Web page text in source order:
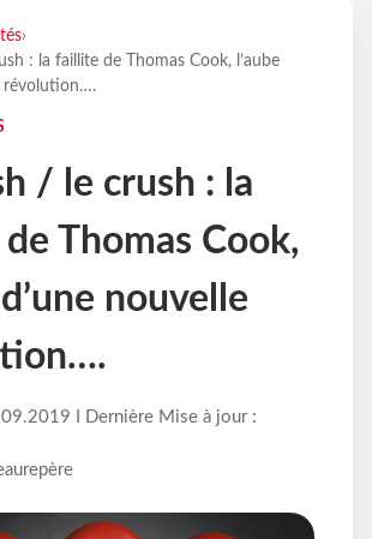
›
: la faillite de Thomas Cook, l’aube
révolution….
/ le crush : la
Thomas Cook,
d’une nouvelle
I Dernière Mise à jour :